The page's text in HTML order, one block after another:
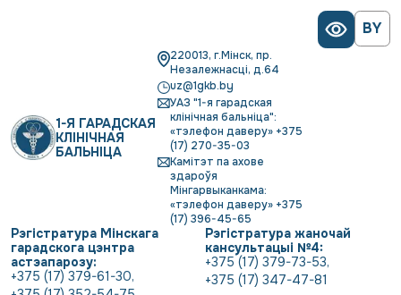
BY
1-Я ГАРАДСКАЯ
КЛІНІЧНАЯ
БАЛЬНІЦА
220013, г.Мінск, пр.
Незалежнасці, д.64
uz@1gkb.by
УАЗ "1-я гарадская
клінічная бальніца":
«тэлефон даверу» +375
(17) 270-35-03
Камітэт па ахове
здароўя
Мінгарвыканкама:
«тэлефон даверу» +375
(17) 396-45-65
Рэгістратура Мінскага
гарадскога цэнтра
астэапарозу:
+375 (17) 379-61-30,
Рэгістратура жаночай
кансультацыі №4:
+375 (17) 379-73-53,
+375 (17) 347-47-81